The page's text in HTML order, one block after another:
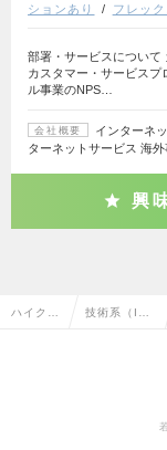
ションあり
フレッ
部署・サービスについて
カスタマー・サービス
ル事業のNPS…
会社概要
インターネ
ターネットサービス 海
興
ハイクラ 技術系（I